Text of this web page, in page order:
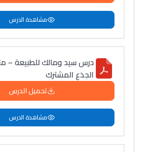
مشاهدة الدرس
درس سيد ومالك للطبيعة –
الجذع المشترك
تحميل الدرس
مشاهدة الدرس